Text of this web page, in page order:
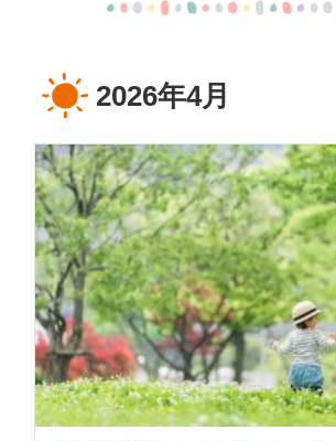
2026年4月